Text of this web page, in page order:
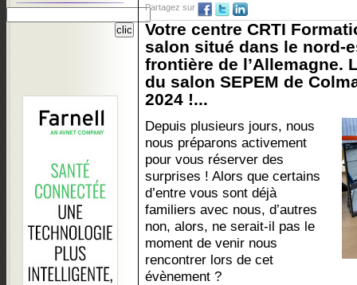
Partagez sur
Votre centre CRTI
salon situé dans le nord-
frontière de l’Allemagne.
du salon SEPEM de
2024 !...
Depuis plusieurs jours, nous
nous préparons activement
pour vous réserver des
surprises ! Alors que certains
d’entre vous sont déjà
familiers avec nous, d’autres
non, alors, ne serait-il pas le
moment de venir nous
rencontrer lors de cet
évènement ?